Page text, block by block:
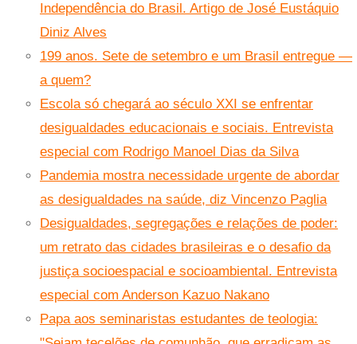
Independência do Brasil. Artigo de José Eustáquio
Diniz Alves
199 anos. Sete de setembro e um Brasil entregue —
a quem?
Escola só chegará ao século XXI se enfrentar
desigualdades educacionais e sociais. Entrevista
especial com Rodrigo Manoel Dias da Silva
Pandemia mostra necessidade urgente de abordar
as desigualdades na saúde, diz Vincenzo Paglia
Desigualdades, segregações e relações de poder:
um retrato das cidades brasileiras e o desafio da
justiça socioespacial e socioambiental. Entrevista
especial com Anderson Kazuo Nakano
Papa aos seminaristas estudantes de teologia: